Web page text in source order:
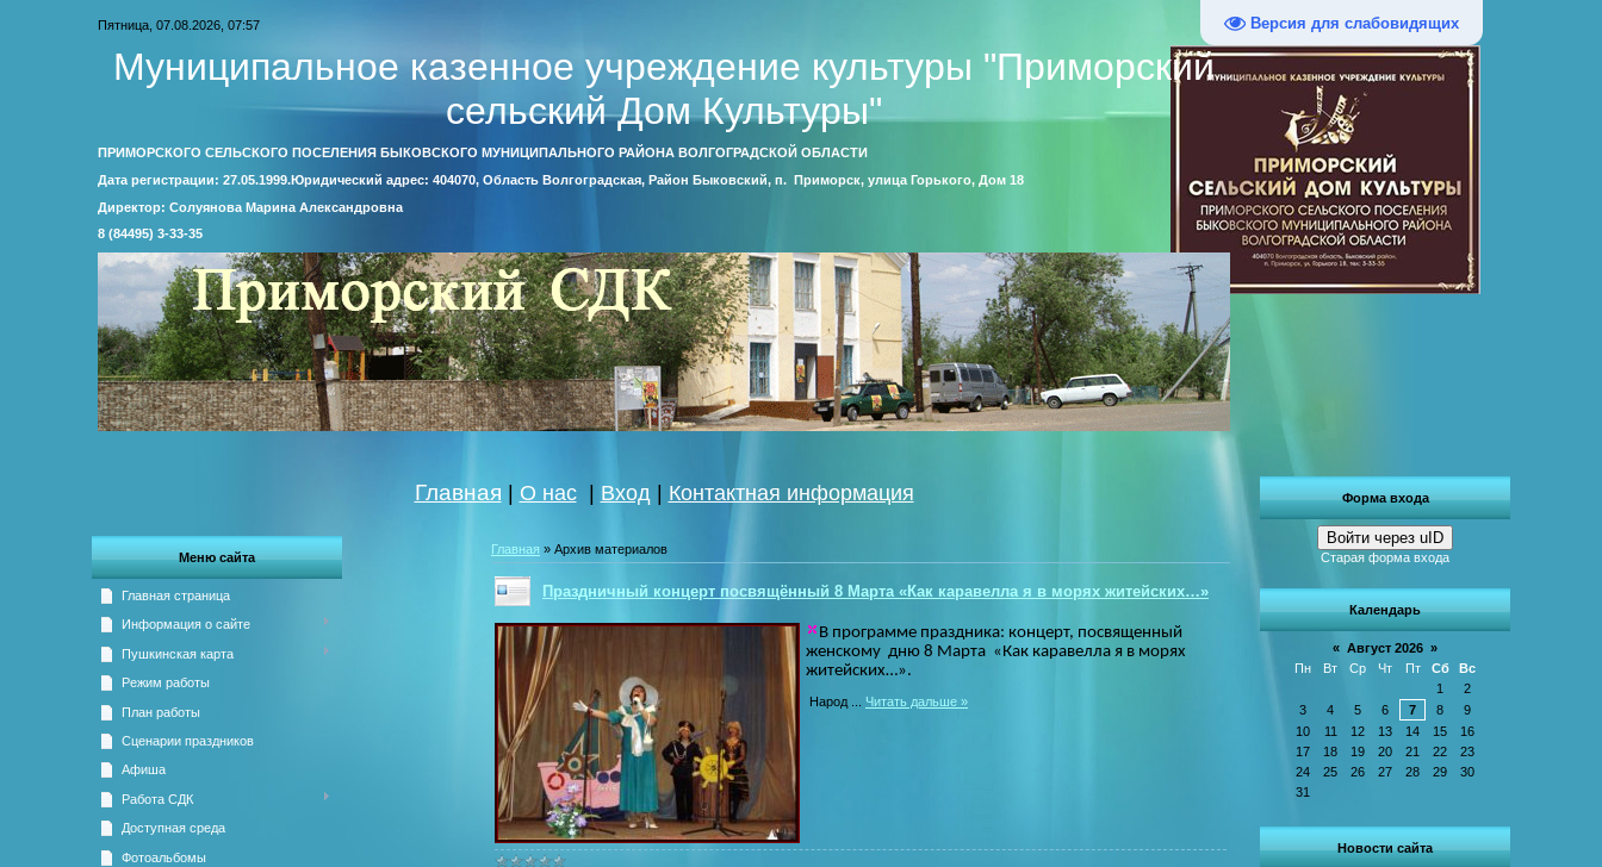
Версия для слабовидящих
Пятница, 07.08.2026, 07:57
Муниципальное казенное учреждение культуры "Приморский
сельский Дом Культуры"
ПРИМОРСКОГО СЕЛЬСКОГО ПОСЕЛЕНИЯ БЫКОВСКОГО МУНИЦИПАЛЬНОГО РАЙОНА ВОЛГОГРАДСКОЙ ОБЛАСТИ
Дата регистрации: 27.05.1999.Юридический адрес: 404070, Область Волгоградская, Район Быковский, п. Приморск, улица Горького, Дом 18
Директор: Солуянова Марина Александровна
8 (84495) 3-33-35
Главная О нас| Вход| Контактная информация Форма входа
Войти через uID
Старая форма входа
Календарь
« Август 2026 »
Пн
Вт Ср Чт Пт Сб
Вс
1
2
3
4 5 6 7 8
9
10
11 12 13 14 15
16
17
18 19 20 21 22
23
24
25 26 27 28 29
30
31
Новости сайта
Меню сайта
Главная страница
Информация о сайте
Пушкинская карта
Режим работы
План работы
Сценарии праздников
Афиша
Работа СДК
Доступная среда
Фотоальбомы
Главная » Архив материалов
Праздничный концерт посвящённый 8 Марта «Как каравелла я в морях житейских…»
В программе праздника: концерт, посвященный
женскому дню 8 Марта «Как каравелла я в морях
житейских…».
Народ Читать дальше »